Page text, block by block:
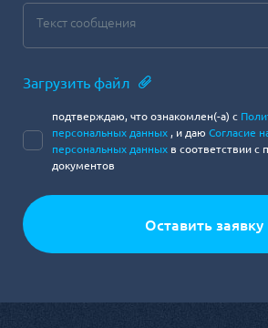
Загрузить файл
подтверждаю, что ознакомлен(-а) с
персональных данных , и даю Согласие
персональных данных в соответствии с
документов
Оставить заявку